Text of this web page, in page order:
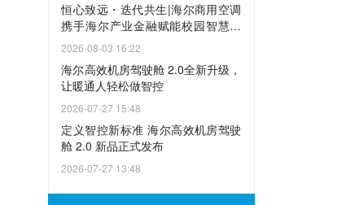
恒心致远・迭代共生|海尔商用空调
携手海尔产业金融赋能校园智慧升
级
2026-08-03 16:22
海尔高效机房驾驶舱 2.0全新升级，
让暖通人轻松做智控
2026-07-27 15:48
定义智控新标准 海尔高效机房驾驶
舱 2.0 新品正式发布
2026-07-27 13:48